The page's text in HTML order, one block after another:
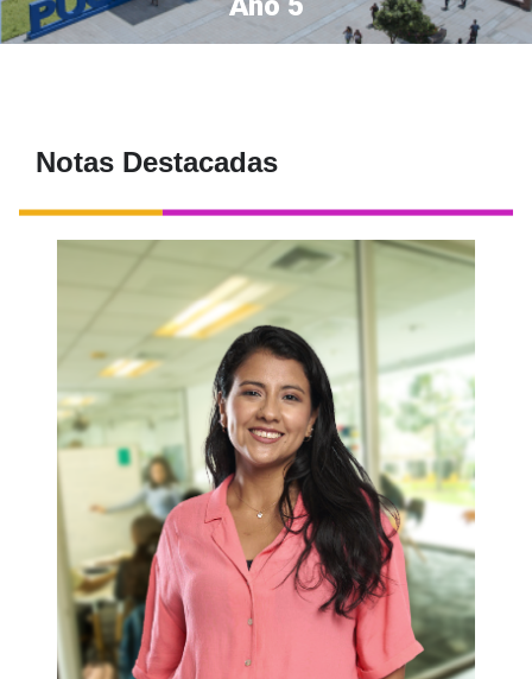
Notas Destacadas
Conoce a Adriana del Águila
,
coordinadora de Sostenibilidad en
Sodimac y Maestro. Ella nos cuenta cómo
fue su paso por la PUCP y qué la motivó a
elegir esta carrera que hoy le permite
generar un impacto positivo desde su
trabajo.